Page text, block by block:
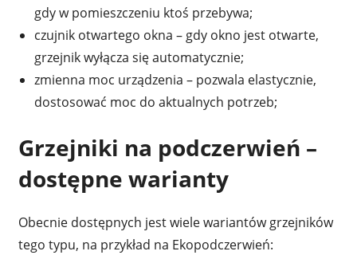
gdy w pomieszczeniu ktoś przebywa;
czujnik otwartego okna – gdy okno jest otwarte,
grzejnik wyłącza się automatycznie;
zmienna moc urządzenia – pozwala elastycznie,
dostosować moc do aktualnych potrzeb;
Grzejniki na podczerwień –
dostępne warianty
Obecnie dostępnych jest wiele wariantów grzejników
tego typu, na przykład na Ekopodczerwień: